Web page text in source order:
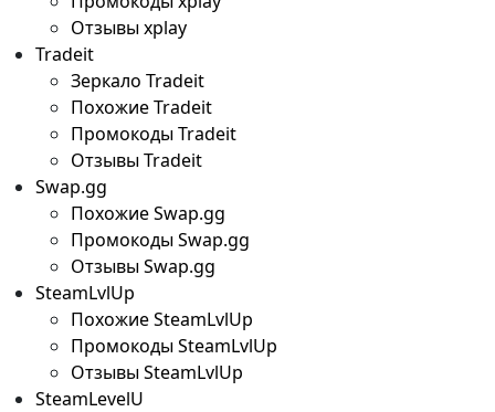
Отзывы xplay
Tradeit
Зеркало Tradeit
Похожие Tradeit
Промокоды Tradeit
Отзывы Tradeit
Swap.gg
Похожие Swap.gg
Промокоды Swap.gg
Отзывы Swap.gg
SteamLvlUp
Похожие SteamLvlUp
Промокоды SteamLvlUp
Отзывы SteamLvlUp
SteamLevelU